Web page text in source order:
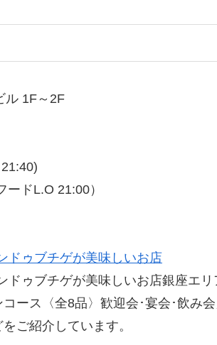
1F～2F
L.O 21:00）
ゥブチゲが美味しいお店
ゥブチゲが美味しいお店銀座エリ
ース〈全8品〉歓迎会･宴会･飲み
ご紹介しています。